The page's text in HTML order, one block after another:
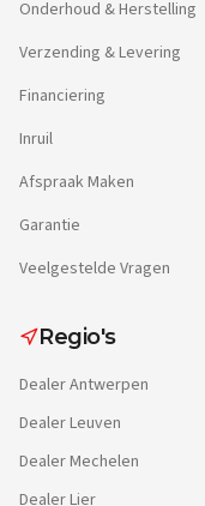
Onderhoud & Herstelling
Verzending & Levering
Financiering
Inruil
Afspraak Maken
Garantie
Veelgestelde Vragen
Regio's
DealerAntwerpen
DealerLeuven
DealerMechelen
DealerLier